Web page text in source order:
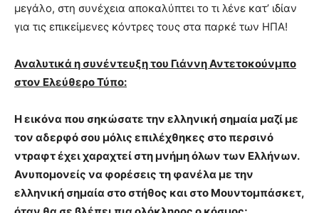
μεγάλο, στη συνέχεια αποκαλύπτει το τι λένε κατ’ ιδίαν
για τις επικείμενες κόντρες τους στα παρκέ των ΗΠΑ!
Αναλυτικά η συνέντευξη του Γιάννη Αντετοκούνμπο
στον Ελεύθερο Τύπο:
Η εικόνα που σηκώσατε την ελληνική σημαία μαζί με
τον αδερφό σου μόλις επιλέχθηκες στο περσινό
ντραφτ έχει χαραχτεί στη μνήμη όλων των Ελλήνων.
Ανυπομονείς να φορέσεις τη φανέλα με την
ελληνική σημαία στο στήθος και στο Μουντομπάσκετ,